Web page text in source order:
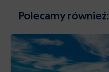
Polecamy również: